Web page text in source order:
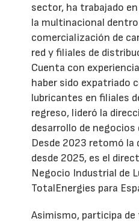
sector, ha trabajado
la multinacional dentro
comercialización de
red y filiales de
Cuenta con
haber sido expatriado
lubricantes en filiales
regreso, lideró la
desarrollo de negocios
Desde 2023 retomó la
desde 2025, es el
Negocio Industrial de
TotalEnergies para
Asimismo, participa